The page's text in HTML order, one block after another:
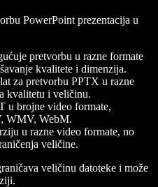
PowerPoint prezentacija u
pretvorbu u razne formate
kvalitete i dimenzija.
za pretvorbu PPTX u razne
kvalitetu i veličinu.
u brojne video formate,
WMV, WebM.
u razne video formate, no
veličine.
veličinu datoteke i može